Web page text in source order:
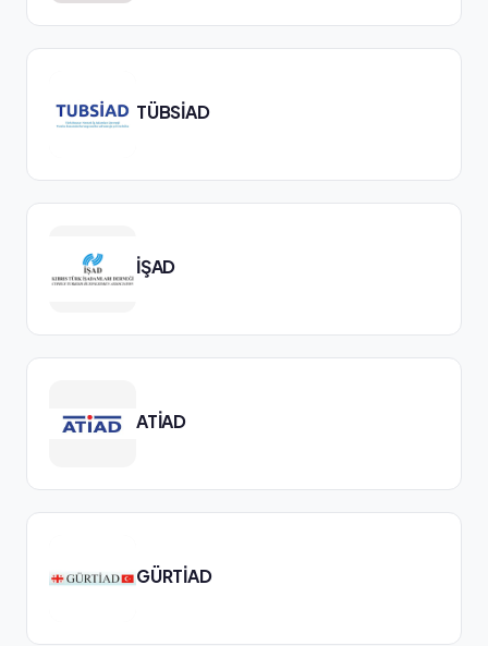
TÜBSİAD
İŞAD
ATİAD
GÜRTİAD